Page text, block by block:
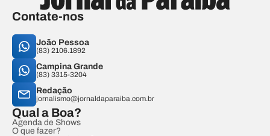
Contate-nos
João Pessoa
(83) 2106.1892
Campina Grande
(83) 3315-3204
Redação
jornalismo@jornaldaparaiba.com.br
Qual a Boa?
Agenda de Shows
O que fazer?